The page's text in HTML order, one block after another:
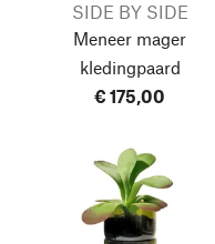
SIDE BY SIDE
Meneer mager
kledingpaard
€ 175,00